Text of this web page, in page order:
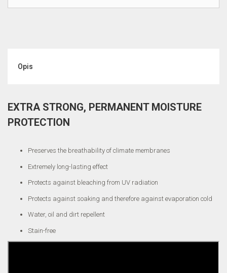
Opis
EXTRA STRONG, PERMANENT MOISTURE
PROTECTION
Preserves the breathability of climate membranes
Extremely long-lasting effect
Protects against bleaching from UV radiation
Protects against soaking and therefore against evaporation cold
Water, oil and dirt repellent
Stain-free